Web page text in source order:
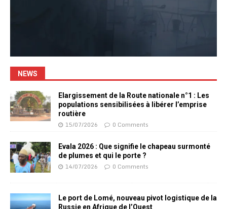
NEWS
Elargissement de la Route nationale n°1 : Les
populations sensibilisées à libérer l’emprise
routière
15/07/2026 0 Comments
Evala 2026 : Que signifie le chapeau surmonté
de plumes et qui le porte ?
14/07/2026 0 Comments
Le port de Lomé, nouveau pivot logistique de la
Russie en Afrique de l’Ouest